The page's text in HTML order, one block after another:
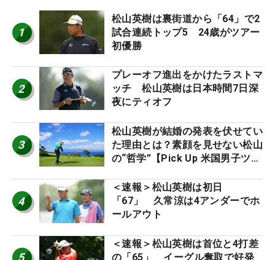
1
松山英樹は裏街道から「64」で2
試合連続トップ5 24歳がツアー
初優勝
2
プレーオフ進出をかけたラストマ
ッチ 松山英樹は日本時間7日深
夜にティオフ
3
松山英樹が結婚の発表を伏せてい
た理由とは？素顔を見せない松山
の“哲学”【Pick Up 米国男子ツア
4
＜速報＞松山英樹は初日
「67」 久常涼は4アンダーでホ
ールアウト
＜速報＞松山英樹は首位と4打差
の「65」 イーグル奪取で好発